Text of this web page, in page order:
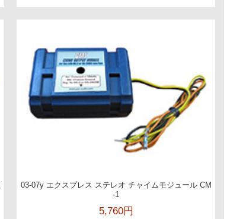
03-07y エクスプレス ステレオ チャイムモジュール CM
-1
5,760円